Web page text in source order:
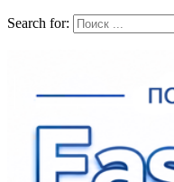
Search for: